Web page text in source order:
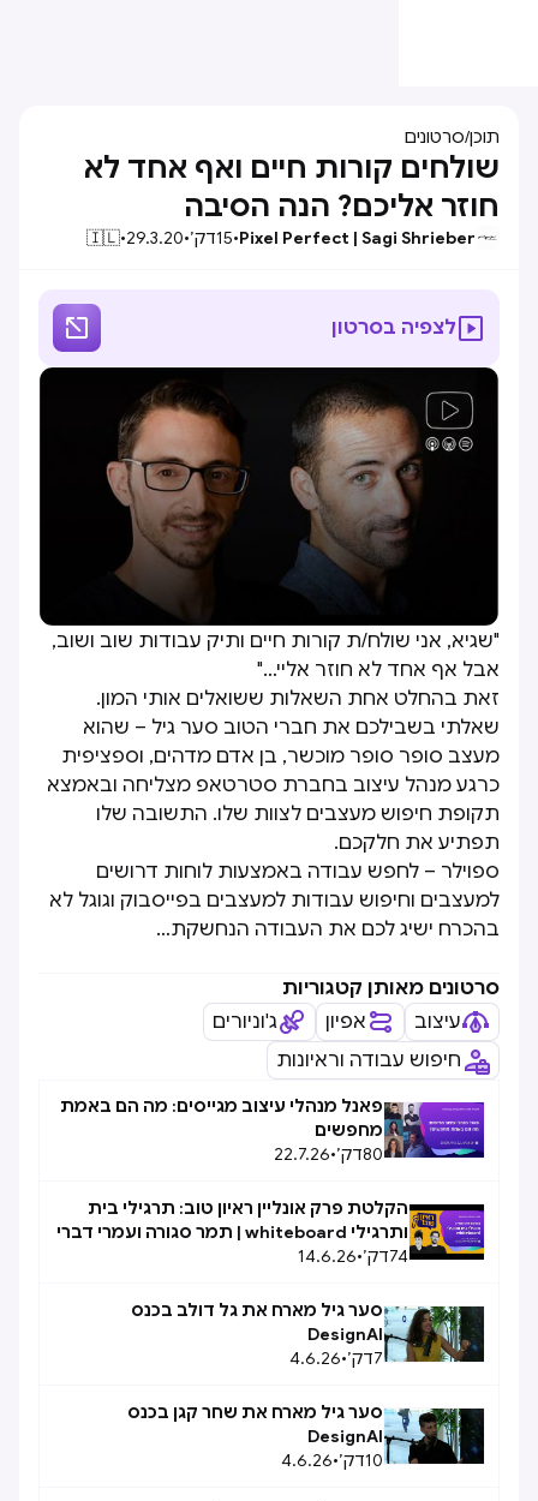
תוכן/סרטונים
שולחים קורות חיים ואף אחד לא
חוזר אליכם? הנה הסיבה
Pixel Perfect | Sagi Shrieber
•
15דק׳•
29.3.20
•
🇮🇱
לצפיה בסרטון 
"שגיא, אני שולח/ת קורות חיים ותיק עבודות שוב ושוב,
אבל אף אחד לא חוזר אליי…"
זאת בהחלט אחת השאלות ששואלים אותי המון.
שאלתי בשבילכם את חברי הטוב סער גיל – שהוא
מעצב סופר סופר מוכשר, בן אדם מדהים, וספציפית
כרגע מנהל עיצוב בחברת סטרטאפ מצליחה ובאמצא
תקופת חיפוש מעצבים לצוות שלו. התשובה שלו
תפתיע את חלקכם.
ספוילר – לחפש עבודה באמצעות לוחות דרושים
למעצבים וחיפוש עבודות למעצבים בפייסבוק וגוגל לא
בהכרח ישיג לכם את העבודה הנחשקת…
סרטונים מאותן קטגוריות
עיצוב
אפיון
ג'וניורים
חיפוש עבודה וראיונות
פאנל מנהלי עיצוב מגייסים: מה הם באמת
מחפשים
80דק׳•
22.7.26
הקלטת פרק אונליין ראיון טוב: תרגילי בית
ותרגילי whiteboard | תמר סגורה ועמרי דברי
74דק׳•
14.6.26
סער גיל מארח את גל דולב בכנס
DesignAI
7דק׳•
4.6.26
סער גיל מארח את שחר קגן בכנס
DesignAI
10דק׳•
4.6.26